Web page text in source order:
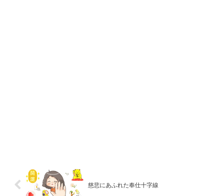
慈悲にあふれた奉仕十字線